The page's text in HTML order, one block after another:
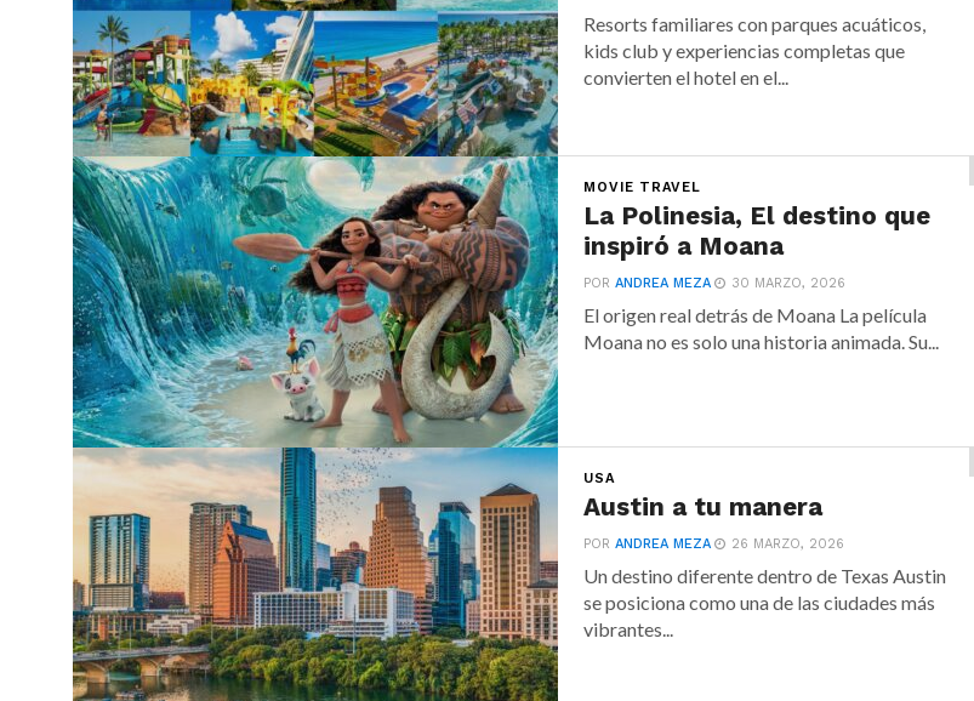
Resorts familiares con parques acuáticos,
kids club y experiencias completas que
convierten el hotel en el...
MOVIE TRAVEL
La Polinesia, El destino que
inspiró a Moana
PORANDREA MEZA 30 MARZO, 2026
El origen real detrás de Moana La película
Moana no es solo una historia animada. Su...
USA
Austin a tu manera
PORANDREA MEZA 26 MARZO, 2026
Un destino diferente dentro de Texas Austin
se posiciona como una de las ciudades más
vibrantes...